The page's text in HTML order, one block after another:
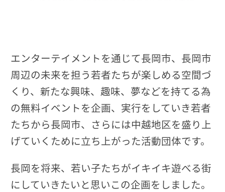
エンターテイメントを通じて長岡市、長岡市
周辺の未来を担う若者たちが楽しめる空間づ
くり、新たな興味、趣味、夢などを持てる為
の無料イベントを企画、実行をしていき若者
たちから長岡市、さらには中越地区を盛り上
げていくために立ち上がった活動団体です。
長岡を将来、若い子たちがイキイキ遊べる街
にしていきたいと思いこの企画をしました。